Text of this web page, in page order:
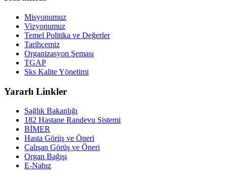
Misyonumuz
Vizyonumuz
Temel Politika ve Değerler
Tarihçemiz
Organizasyon Şeması
TGAP
Sks Kalite Yönetimi
Yararlı Linkler
Sağlık Bakanlığı
182 Hastane Randevu Sistemi
BİMER
Hasta Görüş ve Öneri
Çalışan Görüş ve Öneri
Organ Bağışı
E-Nabız